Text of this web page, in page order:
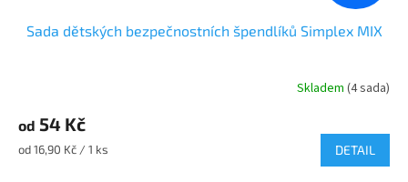
Sada dětských bezpečnostních špendlíků Simplex MIX
Skladem (4 sada)
od 54 Kč
Měrná
od 16,90 Kč / 1 ks DETAIL